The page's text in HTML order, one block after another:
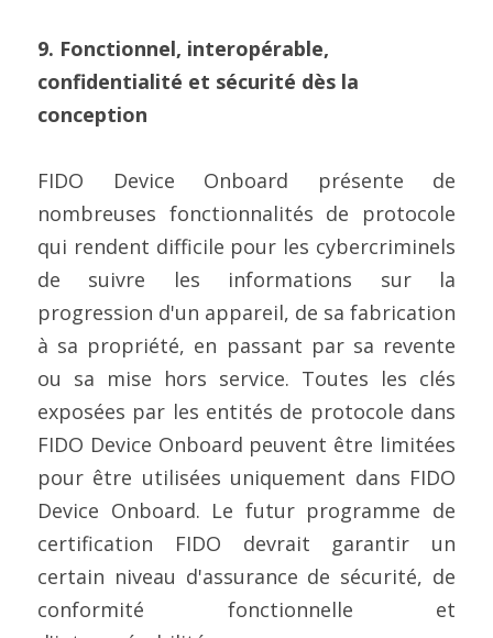
9. Fonctionnel, interopérable,
confidentialité et sécurité dès la
conception
FIDO Device Onboard présente de
nombreuses fonctionnalités de protocole
qui rendent difficile pour les cybercriminels
de suivre les informations sur la
progression d'un appareil, de sa fabrication
à sa propriété, en passant par sa revente
ou sa mise hors service. Toutes les clés
exposées par les entités de protocole dans
FIDO Device Onboard peuvent être limitées
pour être utilisées uniquement dans FIDO
Device Onboard. Le futur programme de
certification FIDO devrait garantir un
certain niveau d'assurance de sécurité, de
conformité fonctionnelle et